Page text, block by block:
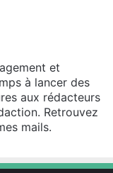
et
à lancer des
aux rédacteurs
Retrouvez
mails.